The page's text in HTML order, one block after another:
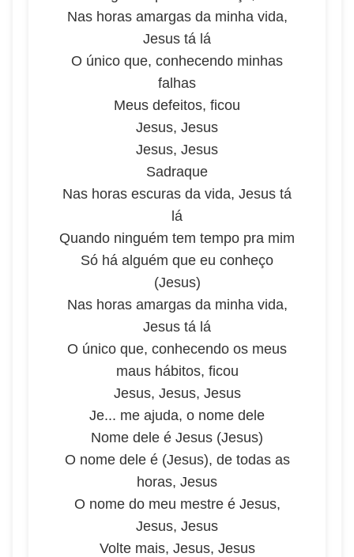
Nas horas amargas da minha vida,
Jesus tá lá
O único que, conhecendo minhas
falhas
Meus defeitos, ficou
Jesus, Jesus
Jesus, Jesus
Sadraque
Nas horas escuras da vida, Jesus tá
lá
Quando ninguém tem tempo pra mim
Só há alguém que eu conheço
(Jesus)
Nas horas amargas da minha vida,
Jesus tá lá
O único que, conhecendo os meus
maus hábitos, ficou
Jesus, Jesus, Jesus
Je... me ajuda, o nome dele
Nome dele é Jesus (Jesus)
O nome dele é (Jesus), de todas as
horas, Jesus
O nome do meu mestre é Jesus,
Jesus, Jesus
Volte mais, Jesus, Jesus